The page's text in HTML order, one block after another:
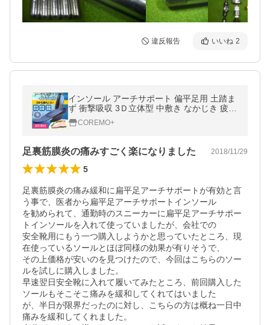
違反報告 いいね 2
インソール アーチサポート 偏平足用 土踏ま
ず 衝撃吸収 3Ｄ立体型 中敷き なかじき 疲れ
にくい 偏平足 スポーツ 靴 メンズ レディー
ス ハイアーチ
COREMO+
足裏筋膜炎の痛みすごく楽になりました 2018/11/29
5
足裏筋膜炎の痛み緩和に扁平足アーチサポートが有効と言
う事で、医者から扁平足アーチサポートインソール
を勧められて、通勤時のスニーカーに扁平足アーチサポー
トインソールを入れて使っていましたが、会社での
安全靴用にもう一つ購入しようかと思っていたところ、現
在使っているソールとほぼ同様の効果が有りそうで、
その上価格が安いのを見つけたので、今回はこちらのソー
ルを試しに購入しました。
早速翌日安全靴に入れて履いてみたところ、前回購入した
ソールもそこそこ痛みを緩和してくれてはいました
が、半日が限界だったのに対し、こちらの方は概ね一日中
痛みを緩和してくれました。